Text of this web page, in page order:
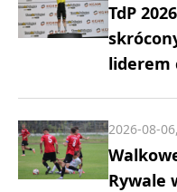
TdP
liderem
Rywale
2026-08-